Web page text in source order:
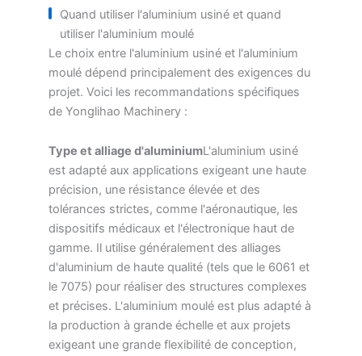
Quand utiliser l'aluminium usiné et quand
utiliser l'aluminium moulé
Le choix entre l'aluminium usiné et l'aluminium
moulé dépend principalement des exigences du
projet. Voici les recommandations spécifiques
de Yonglihao Machinery :
Type et alliage d'aluminiumL'aluminium usiné
est adapté aux applications exigeant une haute
précision, une résistance élevée et des
tolérances strictes, comme l'aéronautique, les
dispositifs médicaux et l'électronique haut de
gamme. Il utilise généralement des alliages
d'aluminium de haute qualité (tels que le 6061 et
le 7075) pour réaliser des structures complexes
et précises. L'aluminium moulé est plus adapté à
la production à grande échelle et aux projets
exigeant une grande flexibilité de conception,